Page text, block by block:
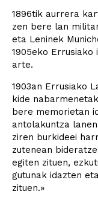
1896tik aurrera
zen bere lan
eta Leninek
1905eko
arte.
1903an Errusiako
kide
bere memorietan
antolakuntza
ziren burkideei
zutenean
egiten zituen,
gutunak idazten
zituen.»